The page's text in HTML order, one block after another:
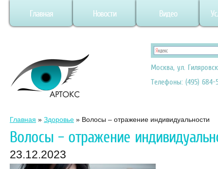
Главная Новости Видео
Москва, ул.
Телефоны: (495) 684-
Главная » Здоровье » Волосы – отражение индивидуальности
Волосы – отражение
23.12.2023